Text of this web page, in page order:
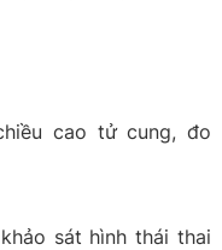
cao tử cung, đo
khảo sát hình thái thai